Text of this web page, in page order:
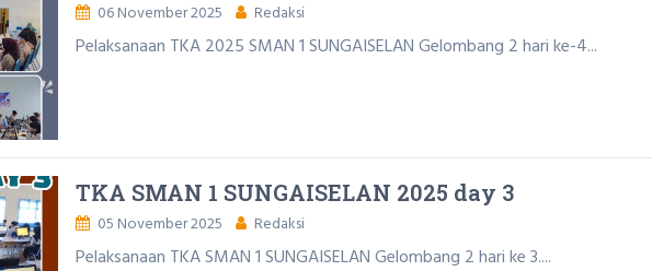
06 November 2025 Redaksi
Pelaksanaan TKA 2025 SMAN 1 SUNGAISELAN Gelombang 2 hari ke-4...
TKA SMAN 1 SUNGAISELAN 2025 day 3
05 November 2025 Redaksi
Pelaksanaan TKA SMAN 1 SUNGAISELAN Gelombang 2 hari ke 3....